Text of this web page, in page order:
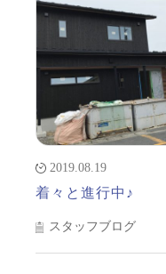
2019.08.19
着々と進行中♪
スタッフブログ